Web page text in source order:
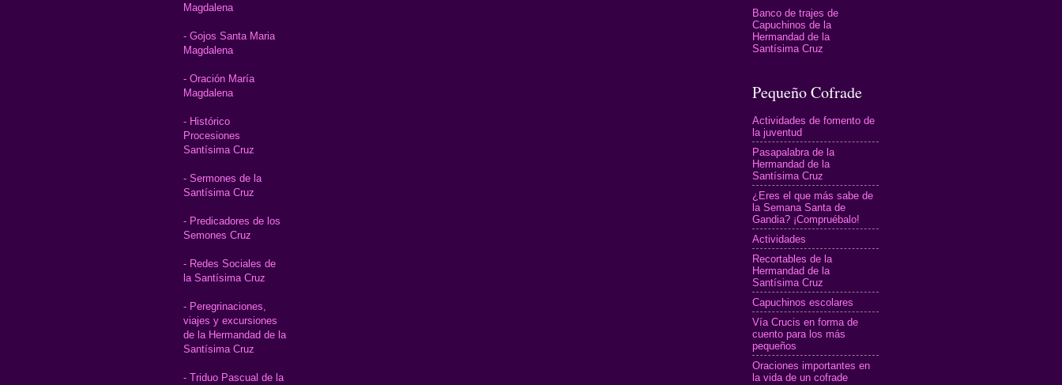
Magdalena
- Gojos Santa Maria
Magdalena
- Oración María
Magdalena
- Histórico
Procesiones
Santísima Cruz
- Sermones de la
Santísima Cruz
- Predicadores de los
Semones Cruz
- Redes Sociales de
la Santísima Cruz
- Peregrinaciones,
viajes y excursiones
de la Hermandad de la
Santísima Cruz
- Triduo Pascual de la
Banco de trajes de
Capuchinos de la
Hermandad de la
Santísima Cruz
Pequeño Cofrade
Actividades de fomento de
la juventud
Pasapalabra de la
Hermandad de la
Santísima Cruz
¿Eres el que más sabe de
la Semana Santa de
Gandia? ¡Compruébalo!
Actividades
Recortables de la
Hermandad de la
Santísima Cruz
Capuchinos escolares
Vía Crucis en forma de
cuento para los más
pequeños
Oraciones importantes en
la vida de un cofrade